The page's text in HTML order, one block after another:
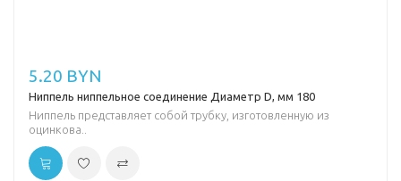
5.20 BYN
Ниппель ниппельное соединение Диаметр D, мм 180
Ниппель представляет собой трубку, изготовленную из
оцинкова..